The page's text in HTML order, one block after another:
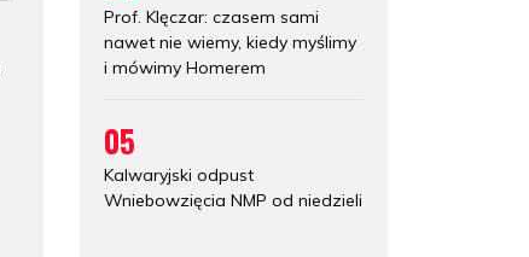
Prof. Klęczar: czasem sami
nawet nie wiemy, kiedy myślimy
i mówimy Homerem
05
Kalwaryjski odpust
Wniebowzięcia NMP od niedzieli